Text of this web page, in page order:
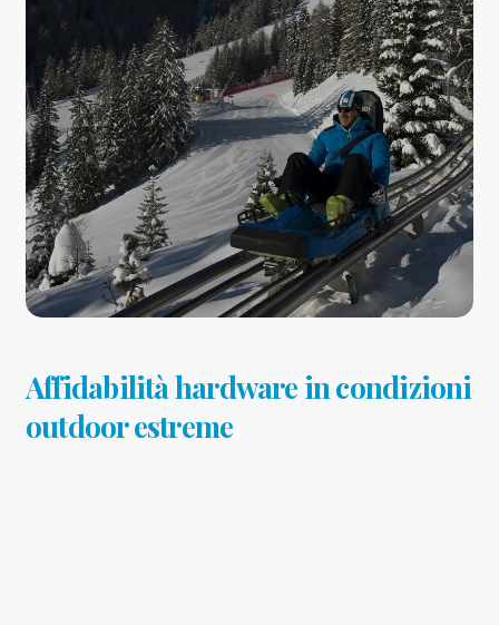
Affidabilità hardware in condizioni
outdoor estreme